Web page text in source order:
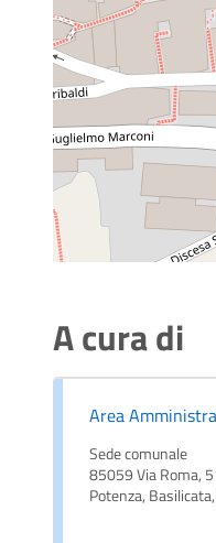
A cura di
Area
Sede comunale
85059 Via Roma,
Potenza,